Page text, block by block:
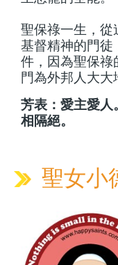
聖保祿一生，
基督精神的門
件，因為聖保祿
門為外邦人大大
芳表：愛主愛
相隔絕。
聖女小